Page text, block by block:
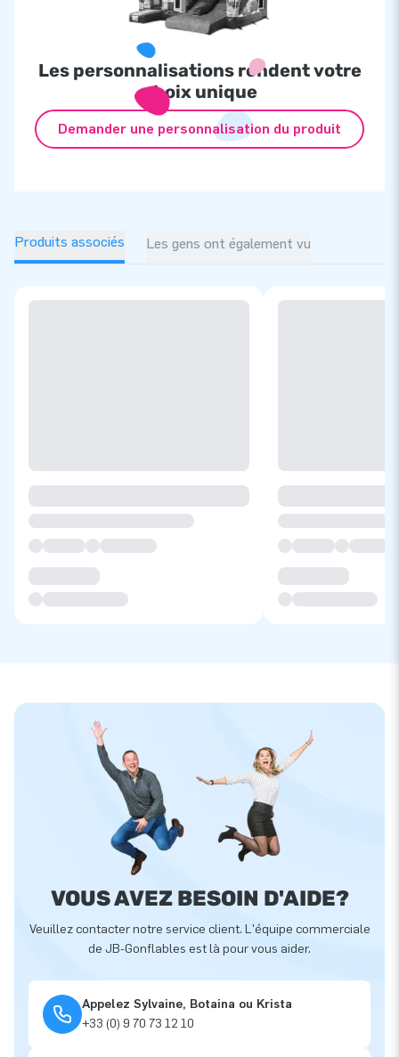
Les personnalisations rendent votre
choix unique
Demander une personnalisation du produit
Produits associés Les gens ont également vu
VOUS AVEZ BESOIN D'AIDE?
Veuillez contacter notre service client. L'équipe commerciale
de JB-Gonflables est là pour vous aider.
Appelez Sylvaine, Botaina ou Krista
+33 (0) 9 70 73 12 10